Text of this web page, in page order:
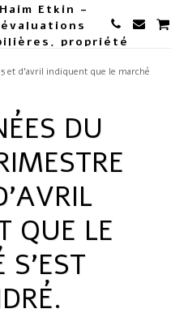
Haim Etkin -
évaluations
propriété
et d’avril indiquent que le marché
DU
QUE LE